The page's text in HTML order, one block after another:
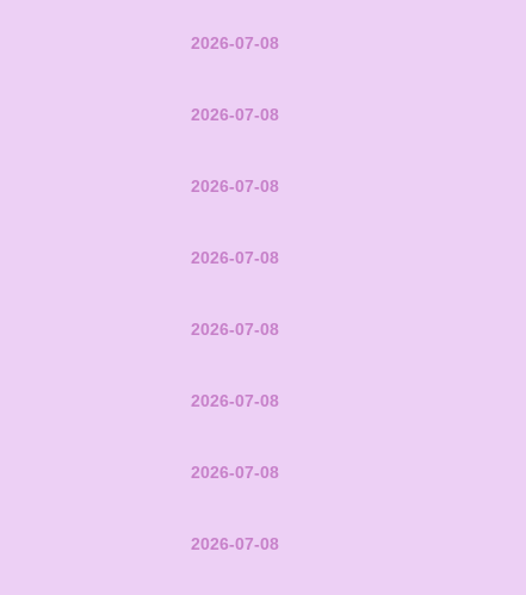
2026-07-08
2026-07-08
2026-07-08
2026-07-08
2026-07-08
2026-07-08
2026-07-08
2026-07-08